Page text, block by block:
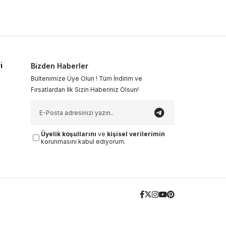
Bizden Haberler
Bültenimize Üye Olun ! Tüm İndirim ve
Fırsatlardan İlk Sizin Haberiniz Olsun!
Üyelik koşullarını ve kişisel verilerimin
korunmasını kabul ediyorum.